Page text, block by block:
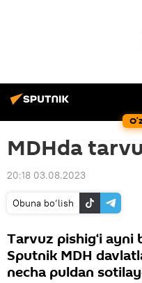
MDHda
20:18 03.08.2023
Obuna bo‘lish
Tarvuz pishig‘i ayni
Sputnik MDH
necha puldan